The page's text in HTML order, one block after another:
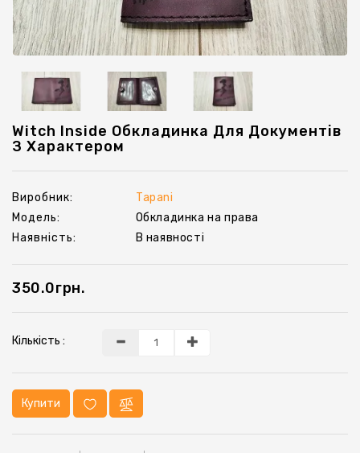
Witch Inside Обкладинка Для Документів
З Характером
Виробник:
Tapani
Модель:
Обкладинка на права
Наявність:
В наявності
350.0грн.
Кількість :
Купити